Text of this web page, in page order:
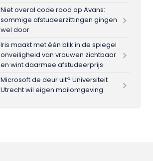
Niet overal code rood op Avans:
sommige afstudeerzittingen gingen
wel door
Iris maakt met één blik in de spiegel
onveiligheid van vrouwen zichtbaar
en wint daarmee afstudeerprijs
Microsoft de deur uit? Universiteit
Utrecht wil eigen mailomgeving